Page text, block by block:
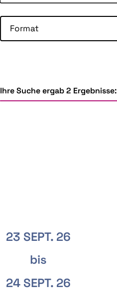
Format
Ihre Suche ergab 2 Ergebnisse:
23 SEPT. 26
bis
24 SEPT. 26